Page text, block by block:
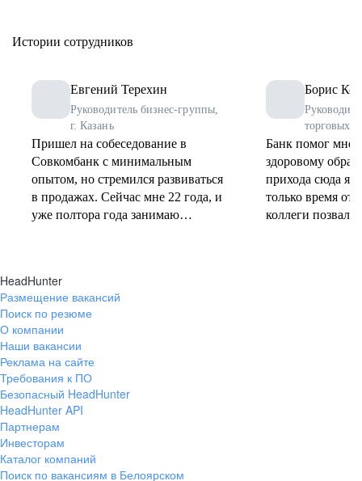
Истории сотрудников
Евгений Терехин
Руководитель бизнес-группы,
г. Казань
Пришел на собеседование в
Совкомбанк с минимальным
опытом, но стремился развиваться
в продажах. Сейчас мне 22 года, и
уже полтора года занимаю
образование. Молодежь сегодня
задаёт тренды и меняет рынок
труда, и горжусь тем, что являюсь
Борис
торговых
Банк помог мне
здоровому
прихода сюда я
только время от
коллеги позвали
HeadHunter
Размещение вакансий
Поиск по резюме
О компании
Наши вакансии
Реклама на сайте
Требования к ПО
Безопасный HeadHunter
HeadHunter API
Партнерам
Инвесторам
Каталог компаний
Поиск по вакансиям в Белоярском